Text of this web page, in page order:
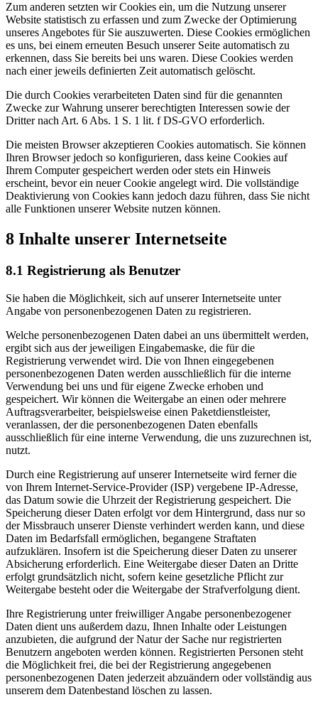
Zum anderen setzten wir Cookies ein, um die Nutzung unserer
Website statistisch zu erfassen und zum Zwecke der Optimierung
unseres Angebotes für Sie auszuwerten. Diese Cookies ermöglichen
es uns, bei einem erneuten Besuch unserer Seite automatisch zu
erkennen, dass Sie bereits bei uns waren. Diese Cookies werden
nach einer jeweils definierten Zeit automatisch gelöscht.
Die durch Cookies verarbeiteten Daten sind für die genannten
Zwecke zur Wahrung unserer berechtigten Interessen sowie der
Dritter nach Art. 6 Abs. 1 S. 1 lit. f DS-GVO erforderlich.
Die meisten Browser akzeptieren Cookies automatisch. Sie können
Ihren Browser jedoch so konfigurieren, dass keine Cookies auf
Ihrem Computer gespeichert werden oder stets ein Hinweis
erscheint, bevor ein neuer Cookie angelegt wird. Die vollständige
Deaktivierung von Cookies kann jedoch dazu führen, dass Sie nicht
alle Funktionen unserer Website nutzen können.
8 Inhalte unserer Internetseite
8.1 Registrierung als Benutzer
Sie haben die Möglichkeit, sich auf unserer Internetseite unter
Angabe von personenbezogenen Daten zu registrieren.
Welche personenbezogenen Daten dabei an uns übermittelt werden,
ergibt sich aus der jeweiligen Eingabemaske, die für die
Registrierung verwendet wird. Die von Ihnen eingegebenen
personenbezogenen Daten werden ausschließlich für die interne
Verwendung bei uns und für eigene Zwecke erhoben und
gespeichert. Wir können die Weitergabe an einen oder mehrere
Auftragsverarbeiter, beispielsweise einen Paketdienstleister,
veranlassen, der die personenbezogenen Daten ebenfalls
ausschließlich für eine interne Verwendung, die uns zuzurechnen ist,
nutzt.
Durch eine Registrierung auf unserer Internetseite wird ferner die
von Ihrem Internet-Service-Provider (ISP) vergebene IP-Adresse,
das Datum sowie die Uhrzeit der Registrierung gespeichert. Die
Speicherung dieser Daten erfolgt vor dem Hintergrund, dass nur so
der Missbrauch unserer Dienste verhindert werden kann, und diese
Daten im Bedarfsfall ermöglichen, begangene Straftaten
aufzuklären. Insofern ist die Speicherung dieser Daten zu unserer
Absicherung erforderlich. Eine Weitergabe dieser Daten an Dritte
erfolgt grundsätzlich nicht, sofern keine gesetzliche Pflicht zur
Weitergabe besteht oder die Weitergabe der Strafverfolgung dient.
Ihre Registrierung unter freiwilliger Angabe personenbezogener
Daten dient uns außerdem dazu, Ihnen Inhalte oder Leistungen
anzubieten, die aufgrund der Natur der Sache nur registrierten
Benutzern angeboten werden können. Registrierten Personen steht
die Möglichkeit frei, die bei der Registrierung angegebenen
personenbezogenen Daten jederzeit abzuändern oder vollständig aus
unserem dem Datenbestand löschen zu lassen.